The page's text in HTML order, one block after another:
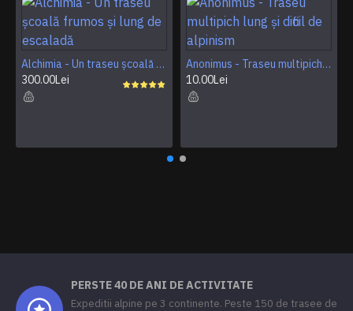
Alchimia - Un traseu școală frumos și lung de escaladă
300.00Lei
Anonimus - Traseu multipich lung și dificil de alpinism
10.00Lei
PERSTE 40 DE ANI DE ACTIVITATE
Expeditii alpine pe 3 continente. Peste 150 de trasee de